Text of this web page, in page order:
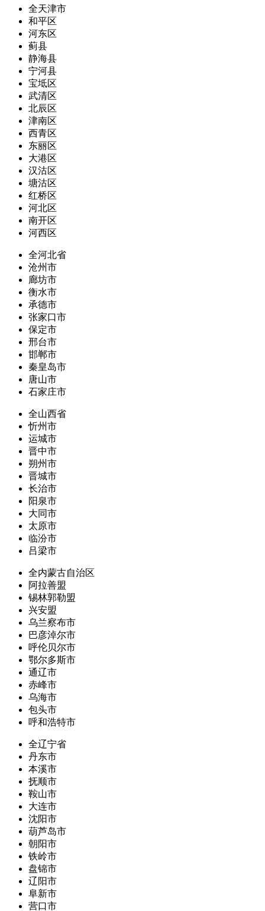
全天津市
和平区
河东区
蓟县
静海县
宁河县
宝坻区
武清区
北辰区
津南区
西青区
东丽区
大港区
汉沽区
塘沽区
红桥区
河北区
南开区
河西区
全河北省
沧州市
廊坊市
衡水市
承德市
张家口市
保定市
邢台市
邯郸市
秦皇岛市
唐山市
石家庄市
全山西省
忻州市
运城市
晋中市
朔州市
晋城市
长治市
阳泉市
大同市
太原市
临汾市
吕梁市
全内蒙古自治区
阿拉善盟
锡林郭勒盟
兴安盟
乌兰察布市
巴彦淖尔市
呼伦贝尔市
鄂尔多斯市
通辽市
赤峰市
乌海市
包头市
呼和浩特市
全辽宁省
丹东市
本溪市
抚顺市
鞍山市
大连市
沈阳市
葫芦岛市
朝阳市
铁岭市
盘锦市
辽阳市
阜新市
营口市